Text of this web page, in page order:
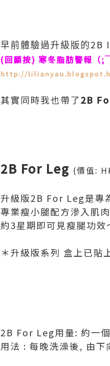
早前體驗過升級版的 2B
(回顧按) 寒冬脂肪警報（
http://
其實同時我也帶了2B
2B For Leg (價值:
升級版2B For Leg是專
專業瘦小腿配方滲入肌
約3星期即可見瘦腿功效
＊升級版系列 盒上已貼
2B For Leg用量: 約一
用法 : 每晚洗澡後, 由下